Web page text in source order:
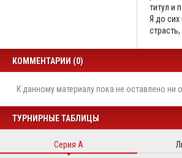
титул и
Я до сих
КОММЕНТАРИИ (0)
К данному материалу пока не оставлено ни
ТУРНИРНЫЕ ТАБЛИЦЫ
Серия А